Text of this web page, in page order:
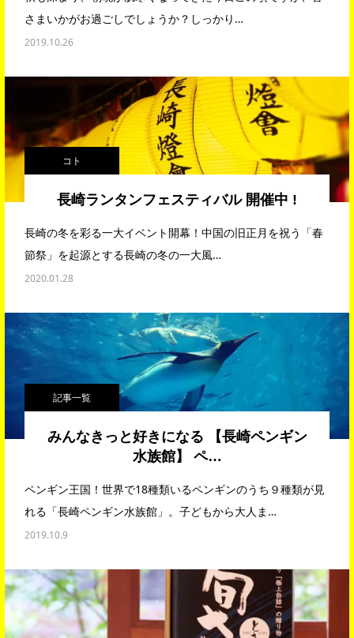
さまいかがお過ごしでしょうか？しっかり…
2019.10.26
コト
長崎ランタンフェスティバル 開催中 !
長崎の冬を彩る一大イベント開幕！中国の旧正月を祝う「春
節祭」を起源とする長崎の冬の一大風…
2020.01.28
記事一覧
みんなきっと好きになる 【長崎ペンギン
水族館】 ペ…
ペンギン王国！世界で18種類いるペンギンのうち９種類が見
れる「長崎ペンギン水族館」。子どもから大人ま…
2019.10.9